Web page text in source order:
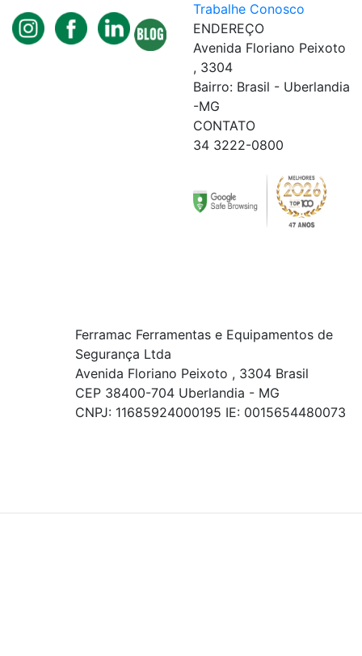
Trabalhe Conosco
ENDEREÇO
Avenida Floriano Peixoto
, 3304
Bairro: Brasil - Uberlandia
-MG
CONTATO
34 3222-0800
Ferramac Ferramentas e Equipamentos de
Segurança Ltda
Avenida Floriano Peixoto , 3304 Brasil
CEP 38400-704 Uberlandia - MG
CNPJ: 11685924000195 IE: 0015654480073